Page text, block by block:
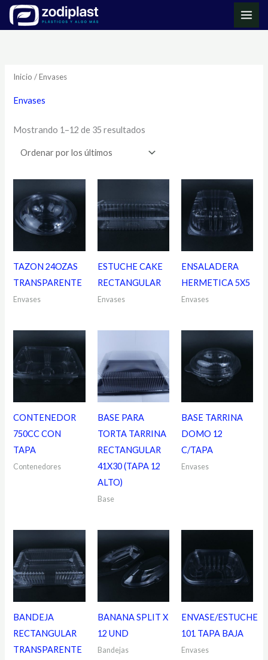
Inicio / Envases
Envases
Mostrando 1–12 de 35 resultados
Ordenado
TAZON 24OZAS
TRANSPARENTE
Envases
ESTUCHE CAKE
RECTANGULAR
Envases
ENSALADERA
HERMETICA 5X5
Envases
CONTENEDOR
750CC CON
TAPA
Contenedores
BASE PARA
TORTA TARRINA
RECTANGULAR
41X30 (TAPA 12
ALTO)
Base
BASE TARRINA
DOMO 12
C/TAPA
Envases
BANDEJA
RECTANGULAR
TRANSPARENTE
BANANA SPLIT X
12 UND
Bandejas
ENVASE/ESTUCHE
101 TAPA BAJA
Envases